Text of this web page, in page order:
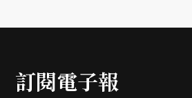
訂閱電子報